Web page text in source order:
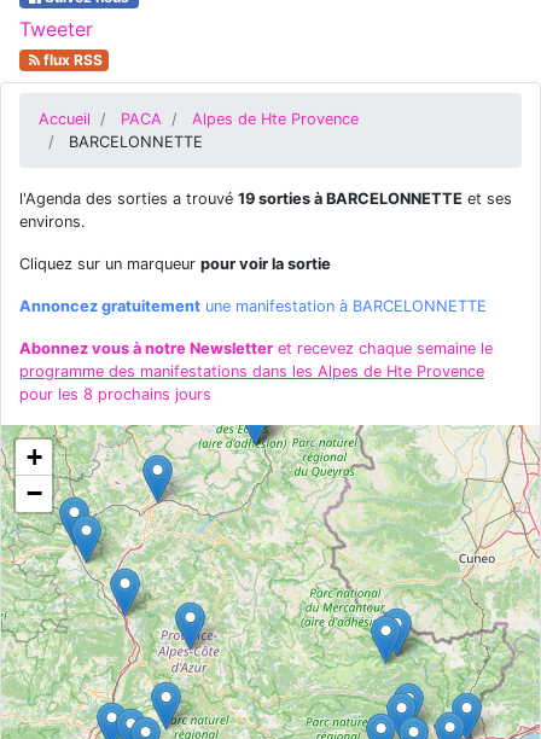
Tweeter
flux RSS
Accueil PACA
Alpes de Hte Provence
BARCELONNETTE
l'Agenda des sorties a trouvé 19 sorties à BARCELONNETTE et ses
environs.
Cliquez sur un marqueur pour voir la sortie
Annoncez gratuitement une manifestation à BARCELONNETTE
Abonnez vous à notre Newsletter et recevez chaque semaine le
programme des manifestations dans les Alpes de Hte Provence
pour les 8 prochains jours
+
−